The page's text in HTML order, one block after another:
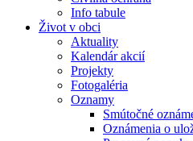
Info tabule
Život v obci
Aktuality
Kalendár akcií
Projekty
Fotogaléria
Oznamy
Smútočné
Oznámenia o